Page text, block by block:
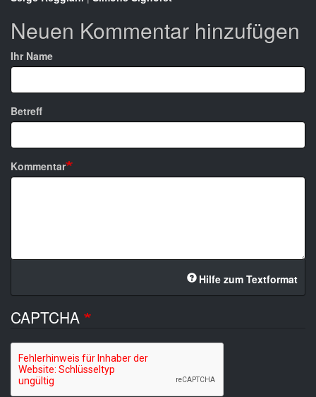
Neuen Kommentar hinzufügen
Ihr Name
Betreff
Kommentar
Hilfe zum Textformat
CAPTCHA